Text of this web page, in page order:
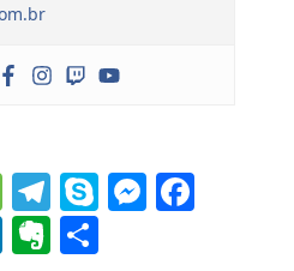
Message
Telegram
Skype
LinkedIn
Evernote